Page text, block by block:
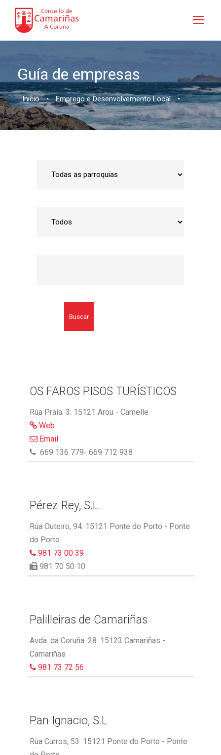
Guía de empresas
Inicio • Emprego e Desenvolvemento Local •
Buscar
OS FAROS PISOS TURÍSTICOS
Rúa Praia. 3. 15121 Arou - Camelle
Web
Email
669 136 779- 669 712 938
Pérez Rey, S.L.
Rúa Outeiro, 94. 15121 Ponte do Porto - Ponte
do Porto
981 73 00 39
981 70 50 10
Palilleiras de Camariñas
Avda. da Coruña. 28. 15123 Camariñas -
Camariñas
981 73 72 56
Pan Ignacio, S.L
Rúa Curros, 53. 15121 Ponte do Porto - Ponte